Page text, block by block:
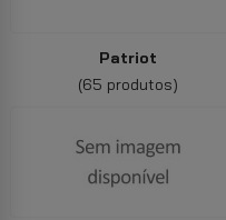
Patriot
(65 produtos)